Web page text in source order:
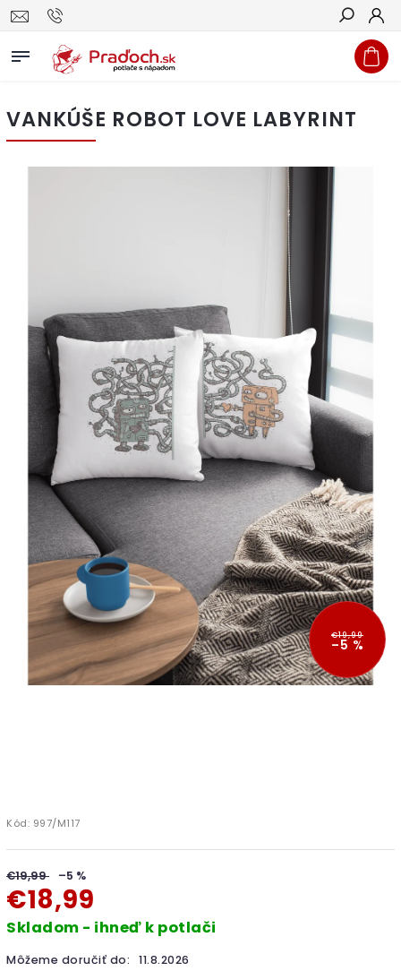
Hľadať
VANKÚŠE ROBOT LOVE LABYRINT
€19,99
–5 %
Kód: 997/M117
€19,99 –5 %
€18,99
Skladom - ihneď k potlači
Môžeme doručiť do: 11.8.2026